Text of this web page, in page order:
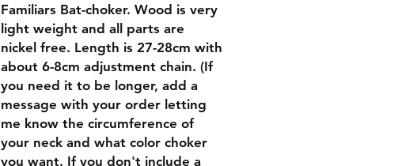
Familiars Bat-choker. Wood is very
light weight and all parts are
nickel free. Length is 27-28cm with
about 6-8cm adjustment chain. (If
you need it to be longer, add a
message with your order letting
me know the circumference of
your neck and what color choker
you want. If you don't include a